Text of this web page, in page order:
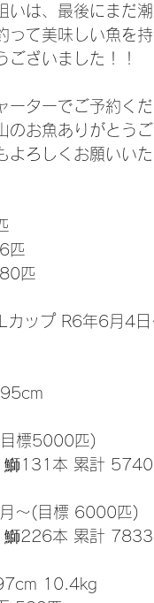
いは、最後にまだ
って美味しい魚を
ございました！！
ーターでご予約く
のお魚ありがとう
よろしくお願いい
匹
匹
カップ R6年6月4
標5000匹)
鰤131本 累計 5740
～(目標 6000匹)
鰤226本 累計 7833
10.4kg